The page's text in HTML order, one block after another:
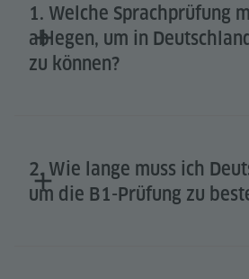
1. Welche Sprachprüfung
ablegen, um in
zu können?
2. Wie lange muss ich
um die B1-Prüfung zu